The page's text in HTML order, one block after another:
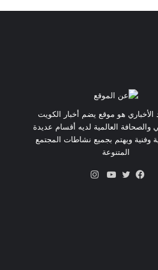
هو موقع يضم أخبار الكويت
والصحافة العالمية لديه أقسام عديدة
وفنية ويهتم بجميع نشاطات المجتمع
المتنوعة